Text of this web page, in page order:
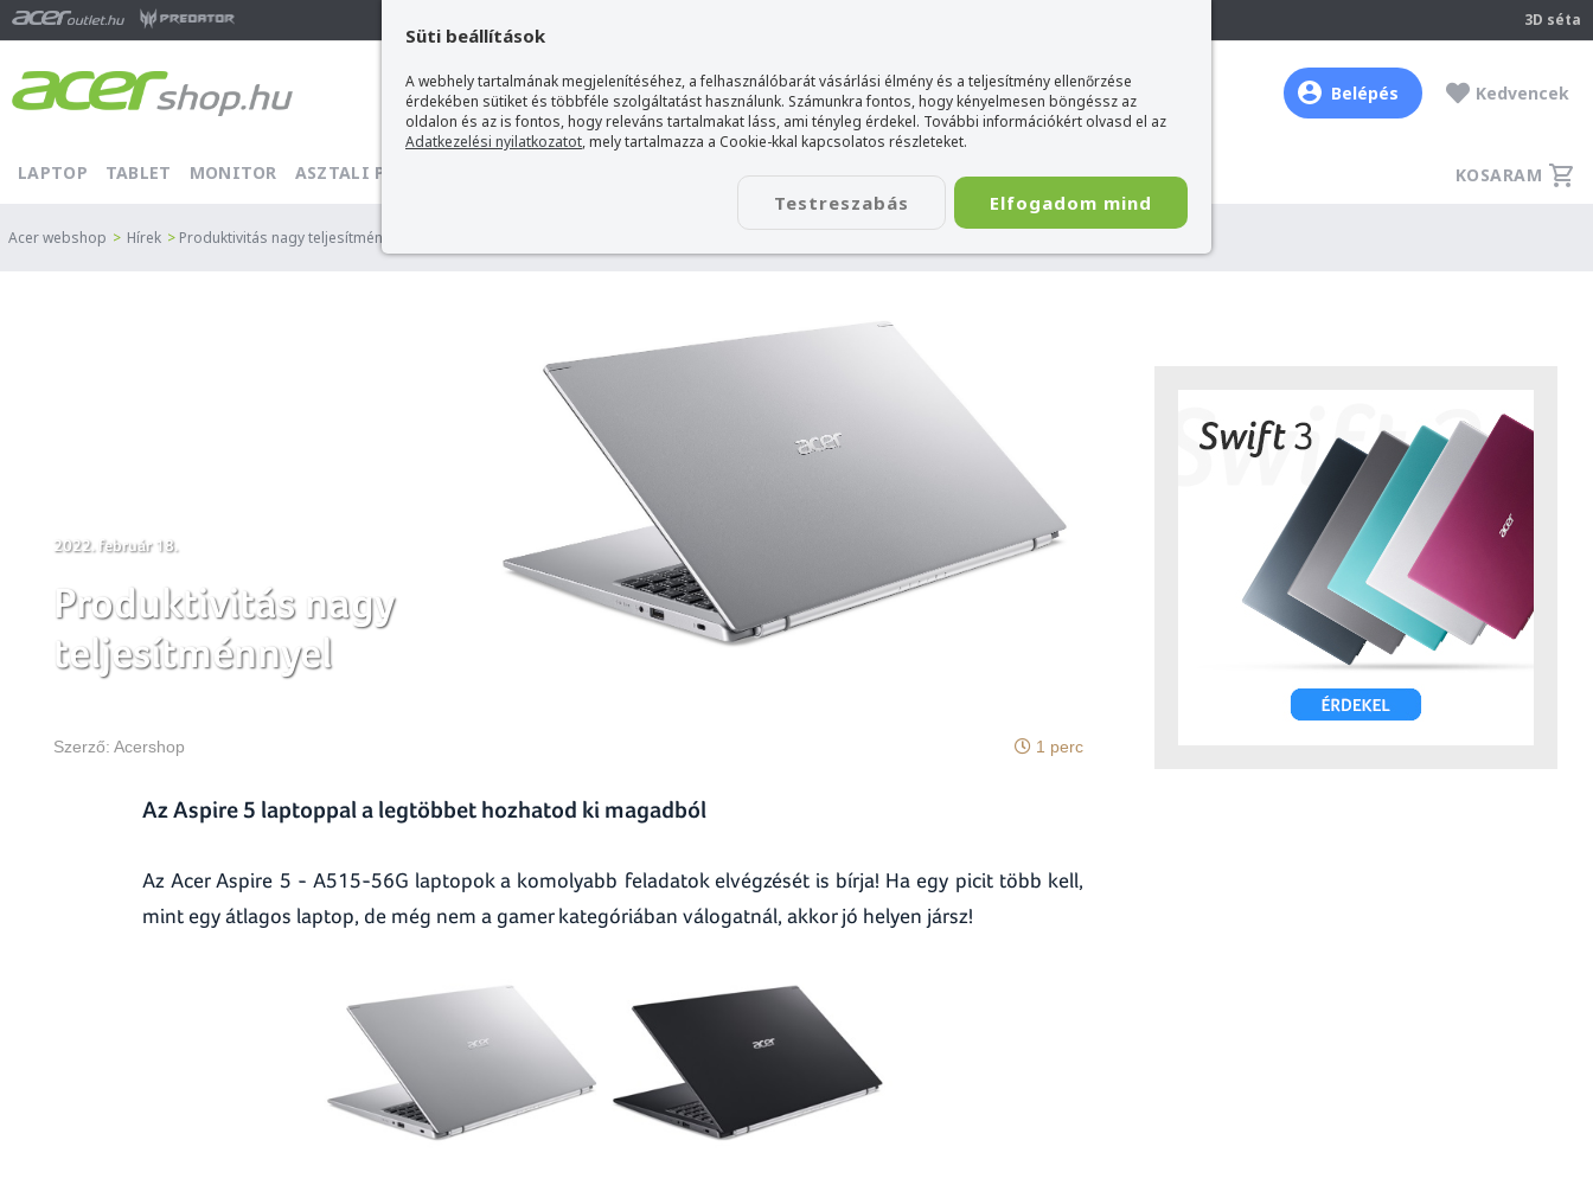
Süti beállítások
A webhely tartalmának megjelenítéséhez, a felhasználóbarát vásárlási élmény és a teljesítmény ellenőrzése
érdekében sütiket és többféle szolgáltatást használunk. Számunkra fontos, hogy kényelmesen böngéssz az
oldalon és az is fontos, hogy releváns tartalmakat láss, ami tényleg érdekel. További információkért olvasd el az
Adatkezelési nyilatkozatot, mely tartalmazza a Cookie-kkal kapcsolatos részleteket.
Testreszabás Elfogadom mind
3D séta
Belépés Kedvencek
LAPTOP TABLET MONITOR ASZTALI PC KIEGÉSZÍTŐ KAPCSOLAT KOSARAM
Acer webshop > Hírek > Produktivitás nagy teljesítménnyel
2022. február 18.
Produktivitás nagy
teljesítménnyel
Szerző: Acershop 1 perc
Az Aspire 5 laptoppal a legtöbbet hozhatod ki magadból
Az Acer Aspire 5 - A515-56G laptopok a komolyabb feladatok elvégzését is bírja! Ha egy picit több kell,
mint egy átlagos laptop, de még nem a gamer kategóriában válogatnál, akkor jó helyen jársz!